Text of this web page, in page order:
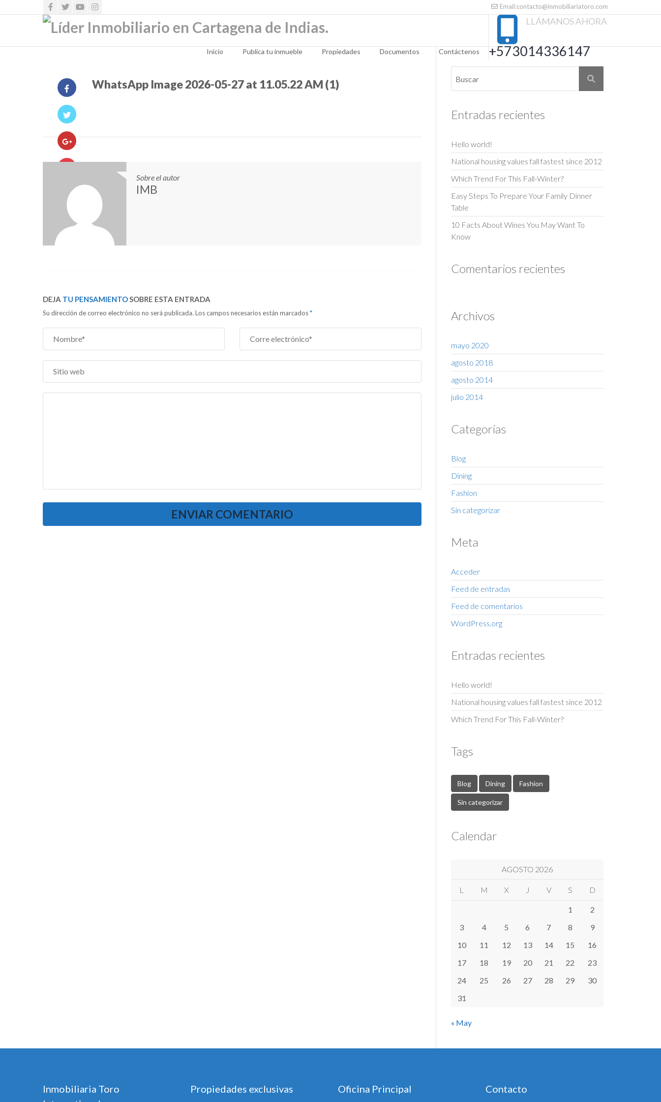
Email:contacto@inmobiliariatoro.com
LLÁMANOS AHORA
+573014336147
Inicio Publica tu inmueble Propiedades Documentos Contáctenos
WhatsApp Image 2026-05-27 at 11.05.22 AM (1)
Sobre el autor
IMB
DEJA TU PENSAMIENTOSOBRE ESTA ENTRADA
Su dirección de correo electrónico no será publicada. Los campos necesarios están marcados*
Entradas recientes
Hello world!
National housing values fall fastest since 2012
Which Trend For This Fall-Winter?
Easy Steps To Prepare Your Family Dinner
Table
10 Facts About Wines You May Want To
Know
Comentarios recientes
Archivos
mayo 2020
agosto 2018
agosto 2014
julio 2014
Categorías
Blog
Dining
Fashion
Sin categorizar
Meta
Acceder
Feed de entradas
Feed de comentarios
WordPress.org
Entradas recientes
Hello world!
National housing values fall fastest since 2012
Which Trend For This Fall-Winter?
Tags
Blog Dining Fashion
Sin categorizar
Calendar
AGOSTO 2026
L M X J V S D
1
2
3
4 5 6 7 8
9
10
11 12 13 14 15
16
17
18 19 20 21 22
23
24
25 26 27 28 29
30
31
« May
Inmobiliaria Toro
Propiedades exclusivas Oficina Principal Contacto